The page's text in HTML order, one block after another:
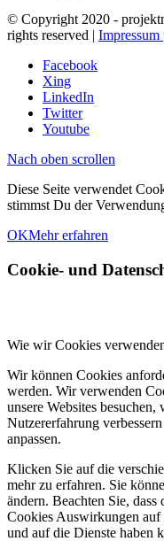
© Copyright 2020 -
rights reserved | Impressum
Facebook
Xing
LinkedIn
Twitter
Youtube
Nach oben scrollen
Diese Seite verwendet
stimmst Du der
OKMehr erfahren
Cookie- und
Wie wir Cookies
Wir können Cookies
werden. Wir verwenden
unsere Websites
Nutzererfahrung
anpassen.
Klicken Sie auf die
mehr zu erfahren. Sie
ändern. Beachten Sie,
Cookies Auswirkungen auf
und auf die Dienste haben